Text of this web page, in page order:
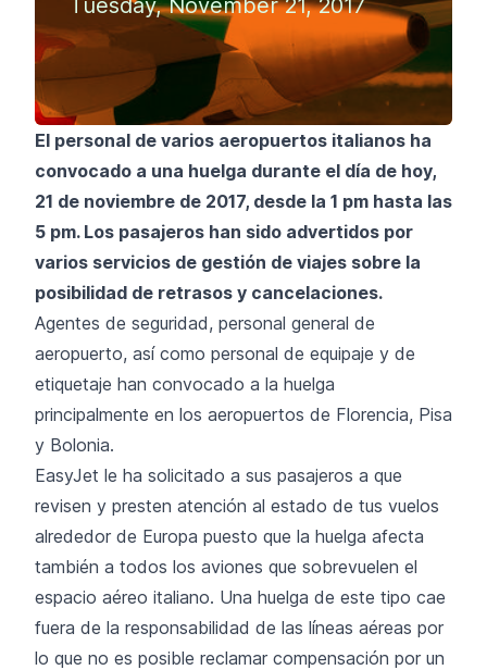
El personal de varios aeropuertos italianos ha
convocado a una huelga durante el día de hoy,
21 de noviembre de 2017, desde la 1 pm hasta las
5 pm. Los pasajeros han sido advertidos por
varios servicios de gestión de viajes sobre la
posibilidad de retrasos y cancelaciones.
Agentes de seguridad, personal general de
aeropuerto, así como personal de equipaje y de
etiquetaje han convocado a la huelga
principalmente en los aeropuertos de Florencia, Pisa
y Bolonia.
EasyJet le ha solicitado a sus pasajeros a que
revisen y presten atención al estado de tus vuelos
alrededor de Europa puesto que la huelga afecta
también a todos los aviones que sobrevuelen el
espacio aéreo italiano. Una huelga de este tipo cae
fuera de la responsabilidad de las líneas aéreas por
lo que no es posible reclamar compensación por un